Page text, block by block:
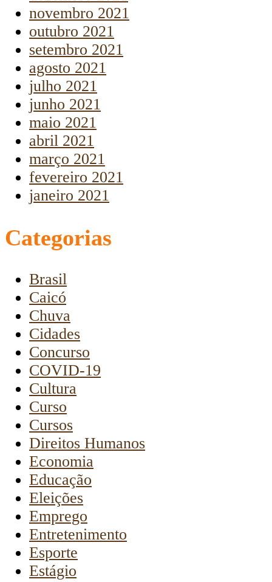
novembro 2021
outubro 2021
setembro 2021
agosto 2021
julho 2021
junho 2021
maio 2021
abril 2021
março 2021
fevereiro 2021
janeiro 2021
Categorias
Brasil
Caicó
Chuva
Cidades
Concurso
COVID-19
Cultura
Curso
Cursos
Direitos Humanos
Economia
Educação
Eleições
Emprego
Entretenimento
Esporte
Estágio